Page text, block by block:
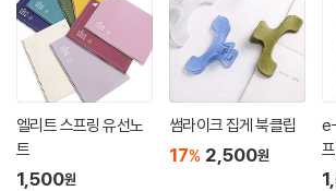
엘리트 스프링 유선노
트
1,500원
썸라이크 집게 북클립
17% 2,500원